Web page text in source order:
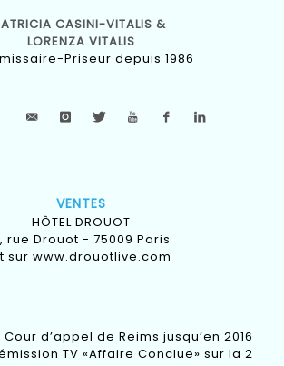
CASINI-VITALIS &
LORENZA VITALIS
Priseur depuis 1986
VENTES
HÔTEL DROUOT
rue Drouot - 75009 Paris
sur www.drouotlive.com
d’appel de Reims jusqu’en 2016
TV «Affaire Conclue» sur la 2